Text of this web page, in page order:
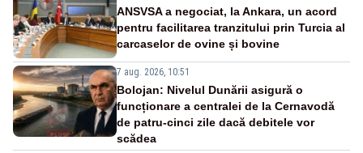
ANSVSA a negociat, la Ankara, un acord
pentru facilitarea tranzitului prin Turcia al
carcaselor de ovine și bovine
7 aug. 2026, 10:51
Bolojan: Nivelul Dunării asigură o
funcționare a centralei de la Cernavodă
de patru-cinci zile dacă debitele vor
scădea